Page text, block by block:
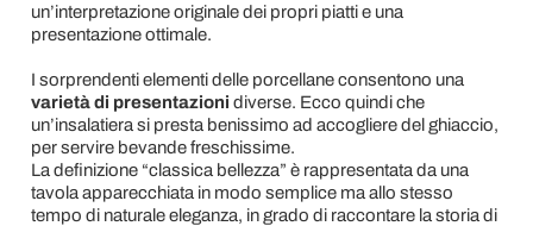
un’interpretazione originale dei propri piatti e una
presentazione ottimale.
I sorprendenti elementi delle porcellane consentono una
varietà di presentazioni diverse. Ecco quindi che
un’insalatiera si presta benissimo ad accogliere del ghiaccio,
per servire bevande freschissime.
La definizione “classica bellezza” è rappresentata da una
tavola apparecchiata in modo semplice ma allo stesso
tempo di naturale eleganza, in grado di raccontare la storia di